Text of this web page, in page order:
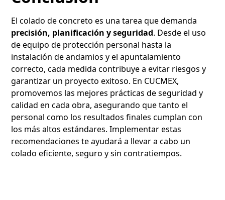
El colado de concreto es una tarea que demanda
precisión, planificación y seguridad. Desde el uso
de equipo de protección personal hasta la
instalación de andamios y el apuntalamiento
correcto, cada medida contribuye a evitar riesgos y
garantizar un proyecto exitoso. En CUCMEX,
promovemos las mejores prácticas de seguridad y
calidad en cada obra, asegurando que tanto el
personal como los resultados finales cumplan con
los más altos estándares. Implementar estas
recomendaciones te ayudará a llevar a cabo un
colado eficiente, seguro y sin contratiempos.